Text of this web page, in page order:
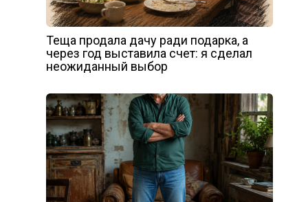
Теща продала дачу ради подарка, а
через год выставила счет: я сделал
неожиданный выбор